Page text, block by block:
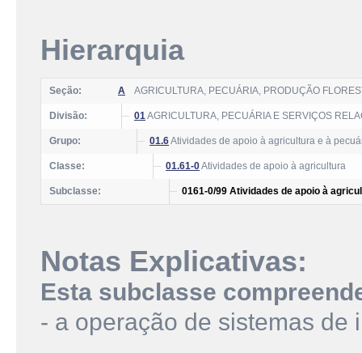
Hierarquia
Seção: A AGRICULTURA, PECUÁRIA, PRODUÇÃO
Divisão: 01AGRICULTURA, PECUÁRIA E SERVIÇOS
Grupo: 01.6Atividades de apoio à agricultura e à
Classe: 01.61-0Atividades de apoio à agricultura
Subclasse: 0161-0/99 Atividades de apoio à
Notas Explicativas:
Esta subclasse
- a operação de sistemas de